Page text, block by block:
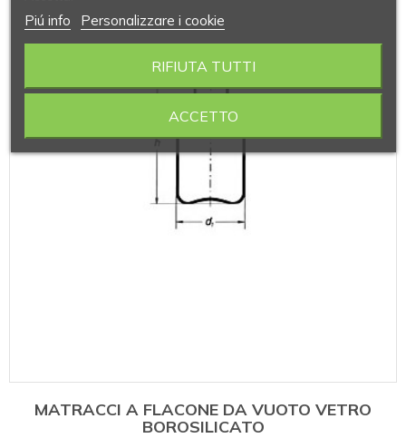
MATRACCI A FLACONE DA VUOTO VETRO
BOROSILICATO
Piú info Personalizzare i cookie
RIFIUTA TUTTI
ACCETTO